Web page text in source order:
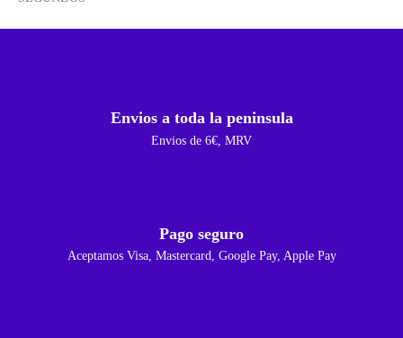
Envios a toda la peninsula
Envios de 6€, MRV
Pago seguro
Aceptamos Visa, Mastercard, Google Pay, Apple Pay